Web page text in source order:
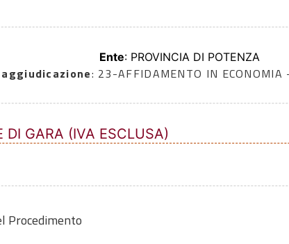
Ente: PROVINCIA DI POTENZA
: 23-AFFIDAMENTO IN
DI GARA (IVA ESCLUSA)
Procedimento